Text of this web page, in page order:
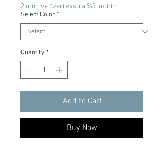
2 ürün ve üzeri ekstra %5 indirim
Select Color *
Quantity *
Add to Cart
Buy Now